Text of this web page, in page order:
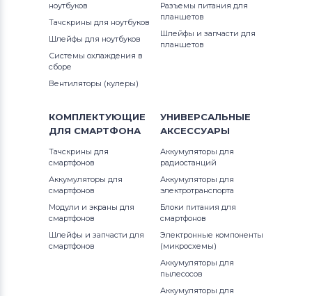
Блоки питания для ноутбуков
Uniwill
Блоки питания для ноутбуков
Блоки питания для ноутбуковClevo
Блоки питания для ноутбуковSony
Блоки питания для ноутбуковDelta
Electronics
Блоки питания для ноутбуков
Fujitsu-Siemens
Блоки питания для ноутбуков
ноутбуков
Тачскрины для ноутбуков
Шлейфы для ноутбуков
Системы охлаждения в
сборе
Вентиляторы (кулеры)
Разъемы питания для
планшетов
Шлейфы и запчасти для
планшетов
КОМПЛЕКТУЮЩИЕ
ДЛЯ СМАРТФОНА
Тачскрины для
смартфонов
Аккумуляторы для
смартфонов
Модули и экраны для
смартфонов
Шлейфы и запчасти для
смартфонов
УНИВЕРСАЛЬНЫЕ
АКСЕССУАРЫ
Аккумуляторы для
радиостанций
Аккумуляторы для
электротранспорта
Блоки питания для
смартфонов
Электронные компоненты
(микросхемы)
Аккумуляторы для
пылесосов
Аккумуляторы для